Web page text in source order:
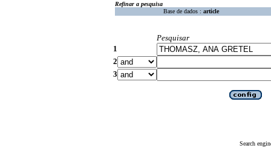
Refinar a pesquisa
Base de dados : article
Pesquisar
1
2
3
Search